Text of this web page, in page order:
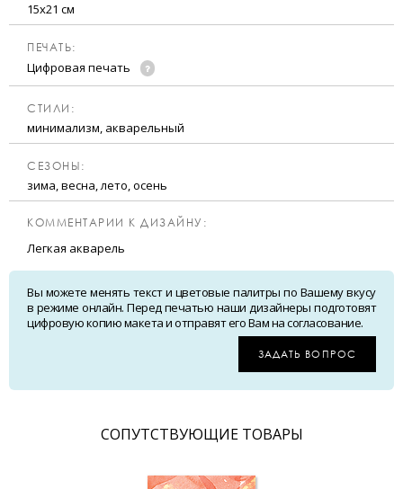
15х21 см
ПЕЧАТЬ:
Цифровая печать
CТИЛИ:
минимализм, акварельный
CЕЗОНЫ:
зима, весна, лето, осень
КОММЕНТАРИИ К ДИЗАЙНУ:
Легкая акварель
Вы можете менять текст и цветовые палитры по Вашему вкусу
в режиме онлайн. Перед печатью наши дизайнеры подготовят
цифровую копию макета и отправят его Вам на согласование.
ЗАДАТЬ ВОПРОС
CОПУТСТВУЮЩИЕ ТОВАРЫ